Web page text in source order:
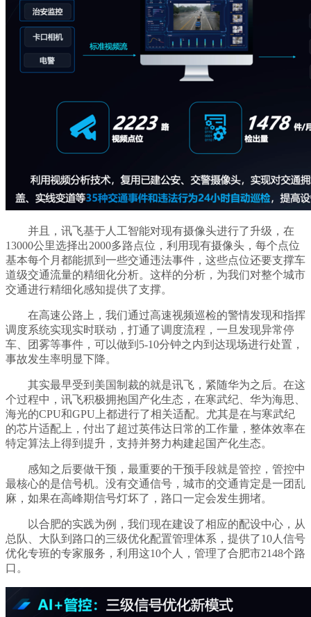
并且，讯飞基于人工智能对现有摄像头进行了升级，在
13000公里选择出2000多路点位，利用现有摄像头，每个点位
基本每个月都能抓到一些交通违法事件，这些点位还要支撑车
道级交通流量的精细化分析。这样的分析，为我们对整个城市
交通进行精细化感知提供了支撑。
在高速公路上，我们通过高速视频巡检的警情发现和指挥
调度系统实现实时联动，打通了调度流程，一旦发现异常停
车、团雾等事件，可以做到5-10分钟之内到达现场进行处置，
事故发生率明显下降。
其实最早受到美国制裁的就是讯飞，紧随华为之后。在这
个过程中，讯飞积极拥抱国产化生态，在寒武纪、华为海思、
海光的CPU和GPU上都进行了相关适配。尤其是在与寒武纪
的芯片适配上，付出了超过英伟达日常的工作量，整体效率在
特定算法上得到提升，支持并努力构建起国产化生态。
感知之后要做干预，最重要的干预手段就是管控，管控中
最核心的是信号机。没有交通信号，城市的交通肯定是一团乱
麻，如果在高峰期信号灯坏了，路口一定会发生拥堵。
以合肥的实践为例，我们现在建设了相应的配设中心，从
总队、大队到路口的三级优化配置管理体系，提供了10人信号
优化专班的专家服务，利用这10个人，管理了合肥市2148个路
口。